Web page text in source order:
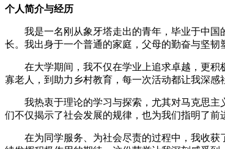
个人简介与经历
我是一名刚从象牙塔走出的青年，毕业于中
长。我出身于一个普通的家庭，父母的勤奋与坚
在大学期间，我不仅在学业上追求卓越，更
寡老人，到助力乡村教育，每一次活动都让我深
我热衷于理论的学习与探索，尤其对马克思
们不仅揭示了社会发展的规律，也为我们指明了
在为同学服务、为社会尽责的过程中，我收